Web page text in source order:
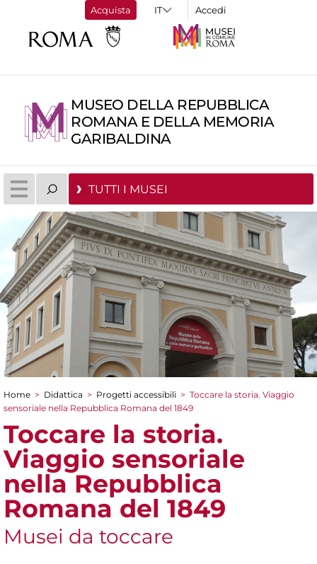
Acquista Accedi
MUSEO DELLA REPUBBLICA
ROMANA E DELLA MEMORIA
GARIBALDINA
TUTTI I MUSEI
Tu sei qui
Home > Didattica > Progetti accessibili > Toccare la storia. Viaggio
sensoriale nella Repubblica Romana del 1849
Toccare la storia.
Viaggio sensoriale
nella Repubblica
Romana del 1849
Musei da toccare